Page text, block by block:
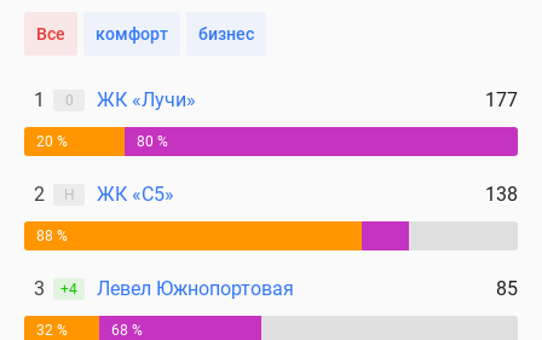
поселки
Коттеджные
поселки
ипотеку
Бизнес-
Коттеджи
Скидки
Все комфорт бизнес
1 0 ЖК «Лучи» 177
20 % 80 %
2 Н ЖК «С5» 138
88 %
3 +4 Левел Южнопортовая 85
32 % 68 %